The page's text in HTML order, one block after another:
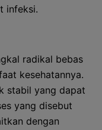
infeksi.
radikal bebas
kesehatannya.
stabil yang dapat
yang disebut
dengan